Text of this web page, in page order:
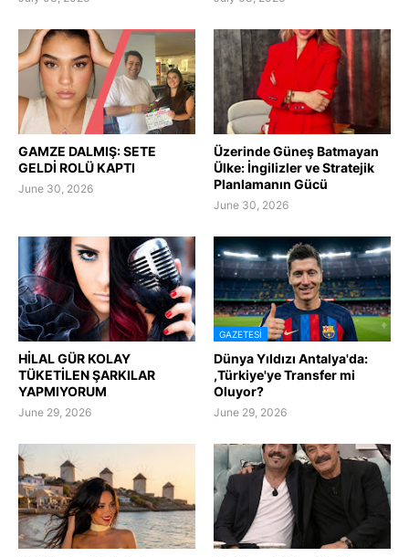
GAMZE DALMIŞ: SETE
GELDİ ROLÜ KAPTI
June 30, 2026
Üzerinde Güneş Batmayan
Ülke: İngilizler ve Stratejik
Planlamanın Gücü
June 30, 2026
HİLAL GÜR KOLAY
TÜKETİLEN ŞARKILAR
YAPMIYORUM
June 29, 2026
GAZETESI
Dünya Yıldızı Antalya'da:
,Türkiye'ye Transfer mi
Oluyor?
June 29, 2026